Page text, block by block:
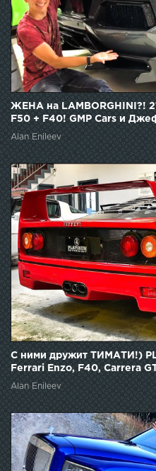
ЖЕНА на LAMBORGHINI?!
F50 + F40! GMP Cars и
WALK.
Alan Enileev
С ними дружит ТИМАТИ!)
Ferrari Enzo, F40, Carrera
Alan Enileev